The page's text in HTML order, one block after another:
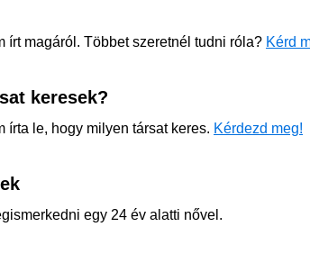
írt magáról. Többet szeretnél tudni róla? Kérd
keresek?
írta le, hogy milyen társat keres. Kérdezd meg!
egy 24 év alatti nővel.